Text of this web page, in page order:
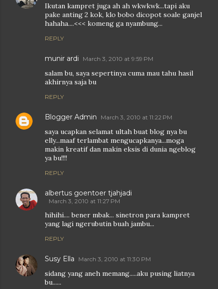
Ikutan kampret juga ah ah wkwkwk...tapi aku
pake anting 2 kok, klo bobo dicopot soale ganjel
hahaha....<<< komeng ga nyambung...
REPLY
munir ardi March 3, 2010 at 9:59 PM
salam bu, saya sepertinya cuma mau tahu hasil
akhirnya saja bu
REPLY
Blogger Admin March 3, 2010 at 11:22 PM
saya ucapkan selamat ultah buat blog nya bu
elly...maaf terlambat mengucapkanya...moga
makin kreatif dan makin eksis di dunia ngeblog
ya bu!!!!
REPLY
albertus goentoer tjahjadi
March 3, 2010 at 11:27 PM
hihihi.... bener mbak... sinetron para kampret
yang lagi ngerubutin buah jambu...
REPLY
Susy Ella March 3, 2010 at 11:30 PM
sidang yang aneh memang.....aku pusing liatnya
bu......